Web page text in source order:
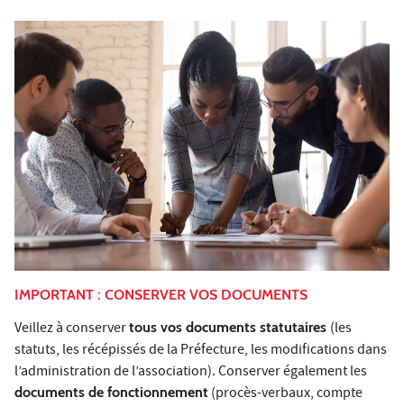
IMPORTANT : CONSERVER VOS DOCUMENTS
Veillez à conservertous vos documents statutaires (les
statuts, les récépissés de la Préfecture, les modifications dans
l’administration de l’association). Conserver également les
documents de fonctionnement (procès-verbaux, compte